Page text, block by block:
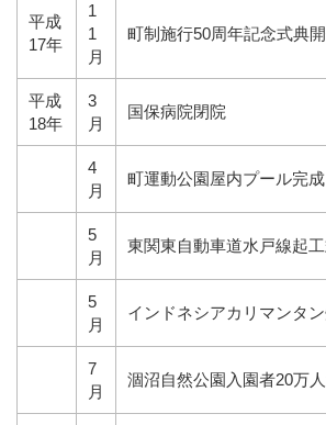
平成
17年
1
1
月
町制施行50周年記念式典
平成
18年
3
月
国保病院閉院
4
月
町運動公園屋内プール完
5
月
東関東自動車道水戸線起
5
月
インドネシアカリマンタ
7
月
涸沼自然公園入園者20万